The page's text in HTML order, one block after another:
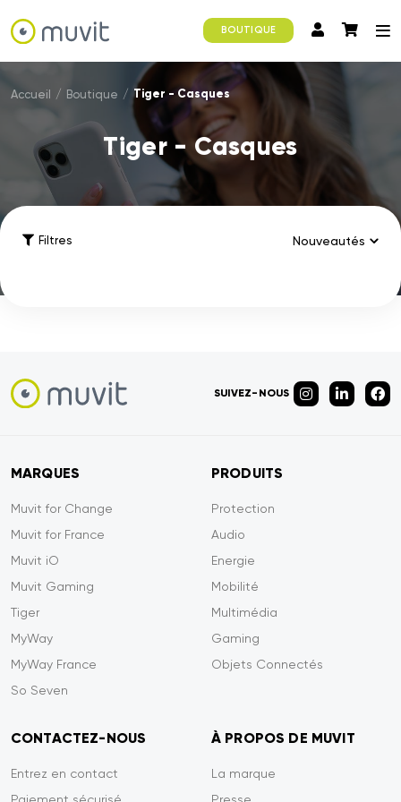
BOUTIQUE
Accueil / Boutique / Tiger - Casques
Tiger - Casques
Filtres
SUIVEZ-NOUS
MARQUES
Muvit for Change
Muvit for France
Muvit iO
Muvit Gaming
Tiger
MyWay
MyWay France
So Seven
PRODUITS
Protection
Audio
Energie
Mobilité
Multimédia
Gaming
Objets Connectés
CONTACTEZ-NOUS
Entrez en contact
À PROPOS DE MUVIT
La marque